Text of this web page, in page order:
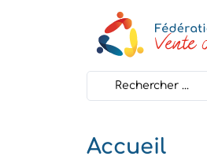
Search
...
Accueil